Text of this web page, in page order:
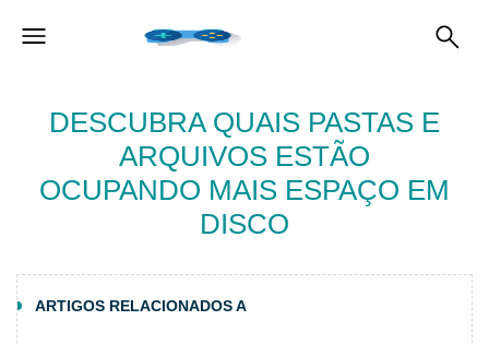
DESCUBRA QUAIS PASTAS E
ARQUIVOS ESTÃO
OCUPANDO MAIS ESPAÇO EM
DISCO
ARTIGOS RELACIONADOS A